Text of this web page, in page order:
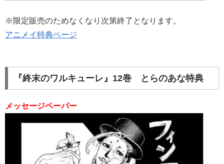
※限定販売のためなくなり次第終了となります。
アニメイ特典ページ
『終末のワルキューレ』12巻 とらのあな特典
メッセージペーパー